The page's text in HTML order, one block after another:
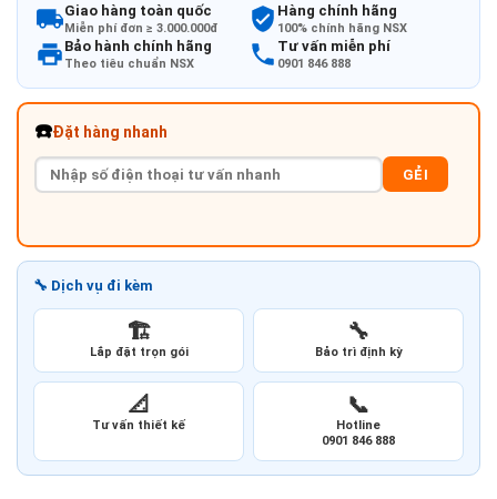
Giao hàng toàn quốc
Miễn phí đơn ≥ 3.000.000đ
Hàng chính hãng
100% chính hãng NSX
Bảo hành chính hãng
Theo tiêu chuẩn NSX
Tư vấn miễn phí
0901 846 888
☎️Đặt hàng nhanh
GẺI
🔧 Dịch vụ đi kèm
🏗️
Lắp đặt trọn gói
🔧
Bảo trì định kỳ
📐
Tư vấn thiết kế
📞
Hotline
0901 846 888